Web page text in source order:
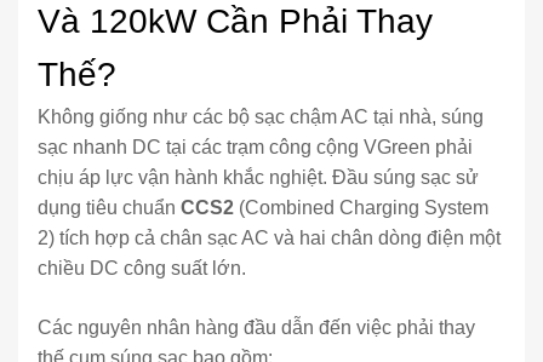
Và 120kW Cần Phải Thay
Thế?
Không giống như các bộ sạc chậm AC tại nhà, súng
sạc nhanh DC tại các trạm công cộng VGreen phải
chịu áp lực vận hành khắc nghiệt. Đầu súng sạc sử
dụng tiêu chuẩn CCS2 (Combined Charging System
2) tích hợp cả chân sạc AC và hai chân dòng điện một
chiều DC công suất lớn.
Các nguyên nhân hàng đầu dẫn đến việc phải thay
thế cụm súng sạc bao gồm: